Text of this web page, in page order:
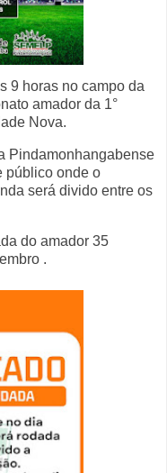
9 horas no campo da
amador da 1°
Nova.
Pindamonhangabense
público onde o
será divido entre os
do amador 35
.